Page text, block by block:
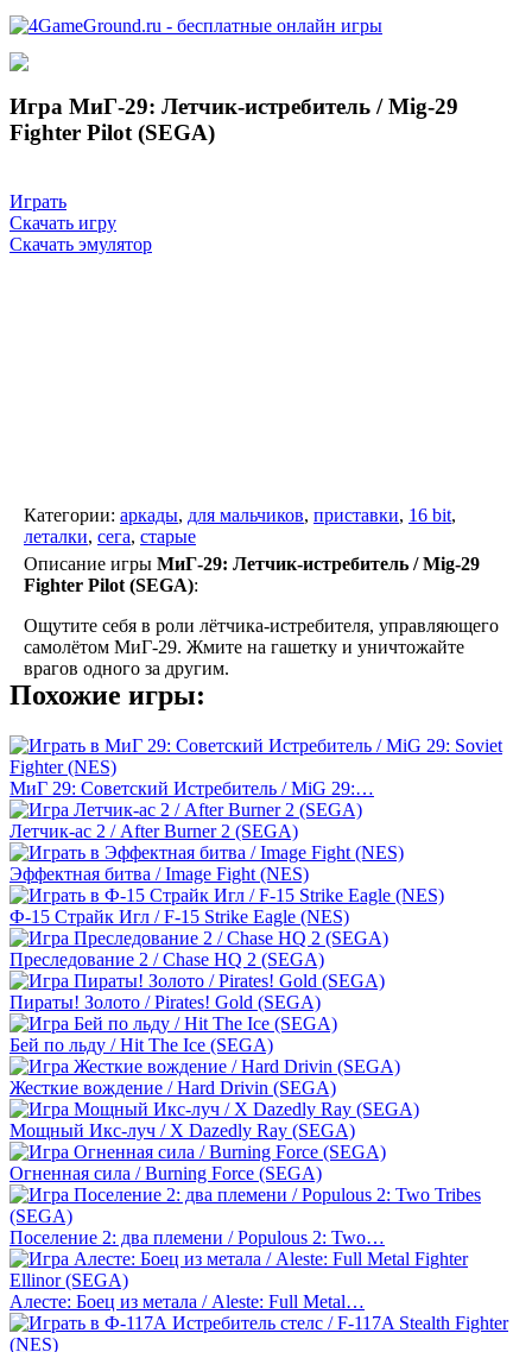
Игра МиГ-29: Летчик-истребитель / Mig-29
Fighter Pilot (SEGA)
Играть
Скачать игру
Скачать эмулятор
Категории: аркады, для мальчиков, приставки, 16 bit,
леталки, сега, старые
Описание игры МиГ-29: Летчик-истребитель / Mig-29
Fighter Pilot (SEGA):
Ощутите себя в роли лётчика-истребителя, управляющего
самолётом МиГ-29. Жмите на гашетку и уничтожайте
врагов одного за другим.
Похожие игры:
МиГ 29: Советский Истребитель / MiG 29:…
Летчик-ас 2 / After Burner 2 (SEGA)
Эффектная битва / Image Fight (NES)
Ф-15 Страйк Игл / F-15 Strike Eagle (NES)
Преследование 2 / Chase HQ 2 (SEGA)
Пираты! Золото / Pirates! Gold (SEGA)
Бей по льду / Hit The Ice (SEGA)
Жесткие вождение / Hard Drivin (SEGA)
Мощный Икс-луч / X Dazedly Ray (SEGA)
Огненная сила / Burning Force (SEGA)
Поселение 2: два племени / Populous 2: Two…
Алесте: Боец из метала / Aleste: Full Metal…